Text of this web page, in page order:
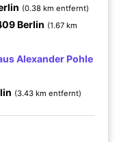
(0.38 km entfernt)
Berlin (1.67 km
Alexander Pohle
(3.43 km entfernt)